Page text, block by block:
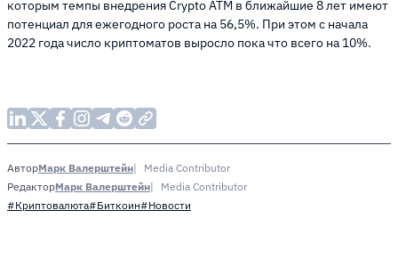
которым темпы внедрения Crypto ATM в ближайшие 8 лет имеют
потенциал для ежегодного роста на 56,5%. При этом с начала
2022 года число криптоматов выросло пока что всего на 10%.
АвторМарк Валерштейн
Media Contributor
РедакторМарк Валерштейн
Media Contributor
#Криптовалюта#Биткоин#Новости